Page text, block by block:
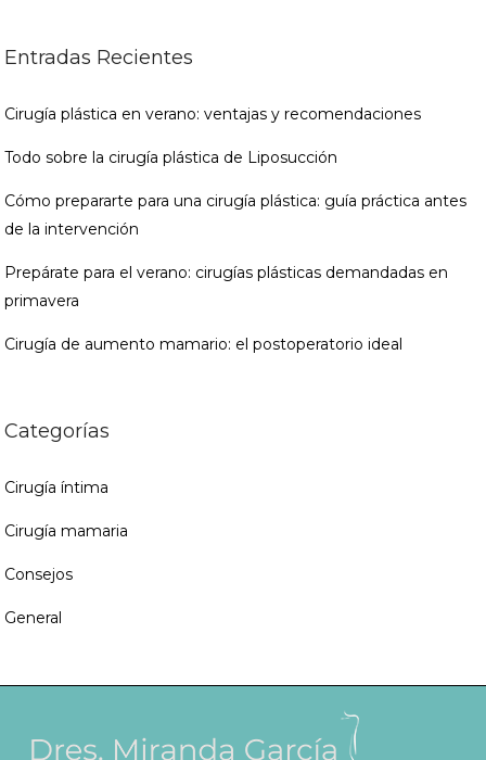
Entradas Recientes
Cirugía plástica en verano: ventajas y recomendaciones
Todo sobre la cirugía plástica de Liposucción
Cómo prepararte para una cirugía plástica: guía práctica antes
de la intervención
Prepárate para el verano: cirugías plásticas demandadas en
primavera
Cirugía de aumento mamario: el postoperatorio ideal
Categorías
Cirugía íntima
Cirugía mamaria
Consejos
General